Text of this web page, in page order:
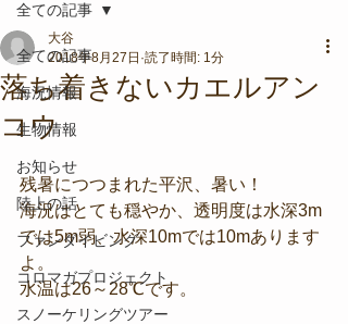
全ての記事
海況情報
生物情報
お知らせ
陸上の話
ファンダイビング
コロマガプロジェクト
スノーケリングツアー
全ての記事
落ち着きないカエルアン
コウ
大谷
2018年8月27日 読了時間: 1分
残暑につつまれた平沢、暑い！
海況はとても穏やか、透明度は水深3m
では5m弱、水深10mでは10mあります
よ。
水温は26～28℃です。